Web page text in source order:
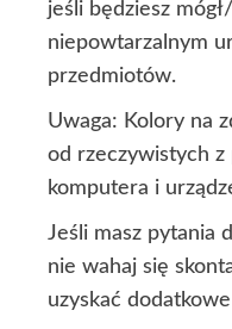
jeśli będziesz
niepowtarzalnym
przedmiotów.
Uwaga: Kolory na
od rzeczywistych
komputera i
Jeśli masz pytania
nie wahaj się
uzyskać